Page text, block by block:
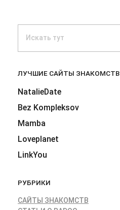
ЛУЧШИЕ САЙТЫ ЗНАКОМСТВ
NatalieDate
Bez Kompleksov
Mamba
Loveplanet
LinkYou
РУБРИКИ
САЙТЫ ЗНАКОМСТВ